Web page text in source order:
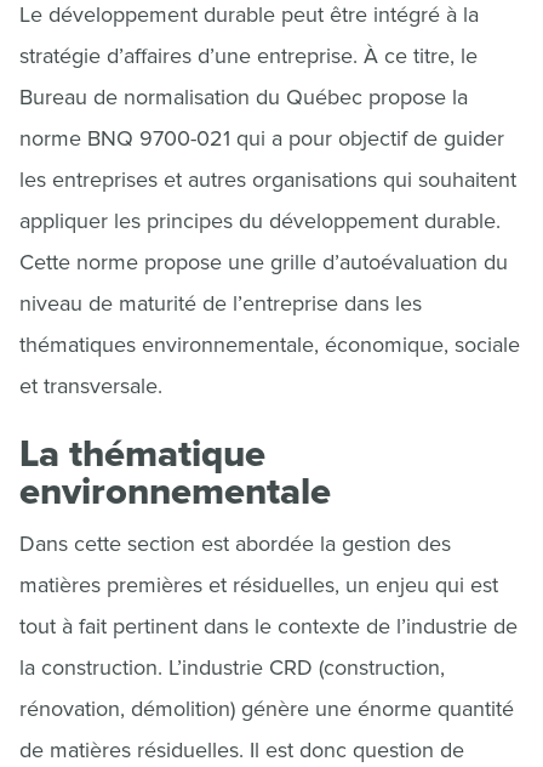
Le développement durable peut être intégré à la
stratégie d’affaires d’une entreprise. À ce titre, le
Bureau de normalisation du Québec propose la
norme BNQ 9700-021 qui a pour objectif de guider
les entreprises et autres organisations qui souhaitent
appliquer les principes du développement durable.
Cette norme propose une grille d’autoévaluation du
niveau de maturité de l’entreprise dans les
thématiques environnementale, économique, sociale
et transversale.
La thématique
environnementale
Dans cette section est abordée la gestion des
matières premières et résiduelles, un enjeu qui est
tout à fait pertinent dans le contexte de l’industrie de
la construction. L’industrie CRD (construction,
rénovation, démolition) génère une énorme quantité
de matières résiduelles. Il est donc question de